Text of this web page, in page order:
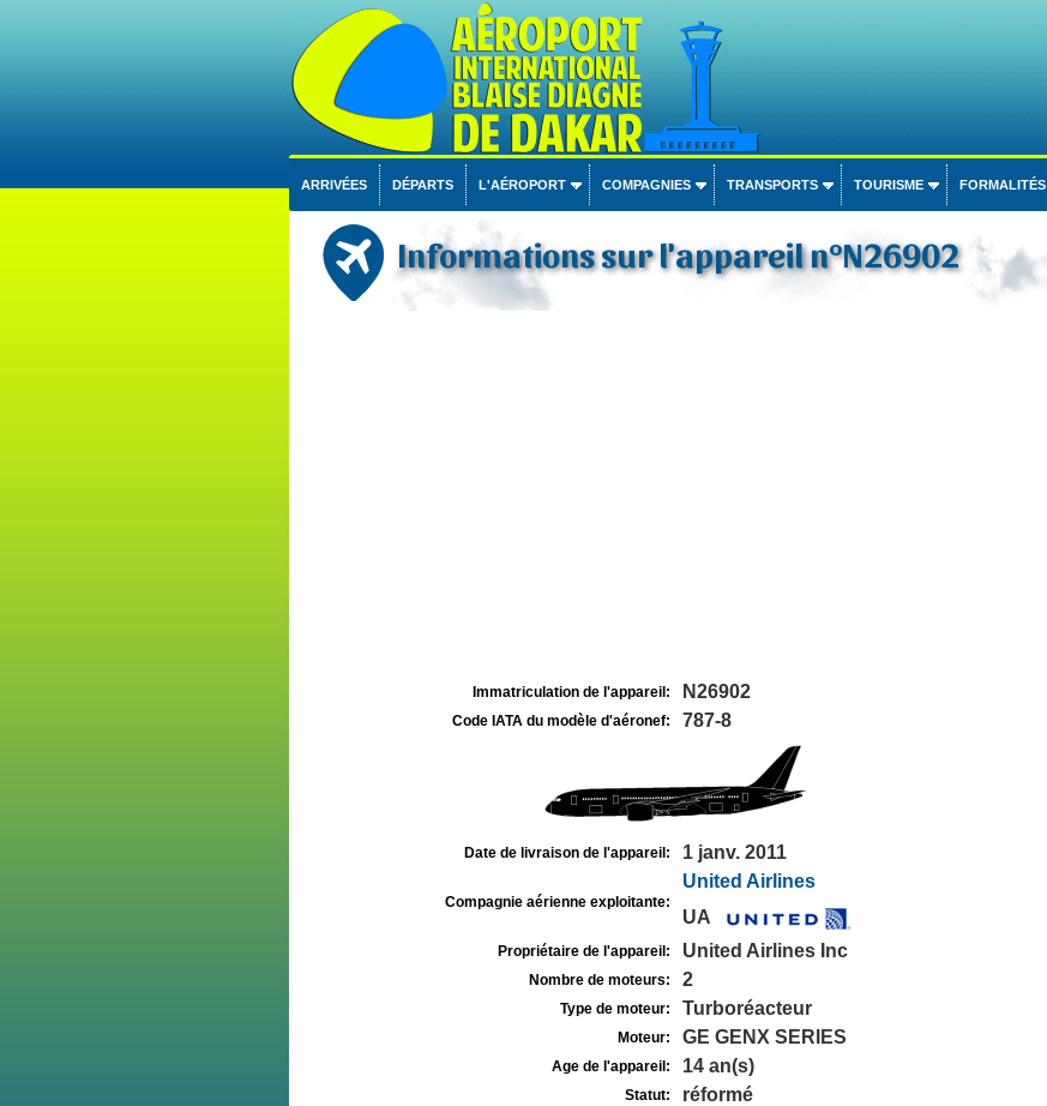
ARRIVÉES DÉPARTS L'AÉROPORT COMPAGNIES TRANSPORTS TOURISME FORMALITÉS
Informations sur l'appareil n°N26902
Immatriculation de l'appareil: N26902
Code IATA du modèle d'aéronef: 787-8
Date de livraison de l'appareil: 1 janv. 2011
Compagnie aérienne exploitante:
United Airlines
UA
Propriétaire de l'appareil: United Airlines Inc
Nombre de moteurs: 2
Type de moteur: Turboréacteur
Moteur: GE GENX SERIES
Age de l'appareil: 14 an(s)
Statut: réformé